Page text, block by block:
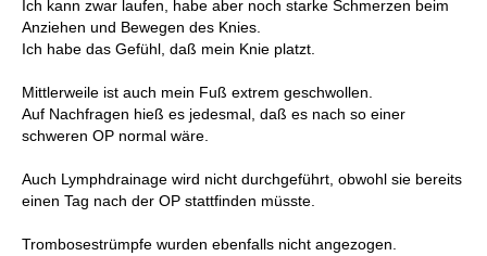
Ich kann zwar laufen, habe aber noch starke Schmerzen beim
Anziehen und Bewegen des Knies.
Ich habe das Gefühl, daß mein Knie platzt.
Mittlerweile ist auch mein Fuß extrem geschwollen.
Auf Nachfragen hieß es jedesmal, daß es nach so einer
schweren OP normal wäre.
Auch Lymphdrainage wird nicht durchgeführt, obwohl sie bereits
einen Tag nach der OP stattfinden müsste.
Trombosestrümpfe wurden ebenfalls nicht angezogen.